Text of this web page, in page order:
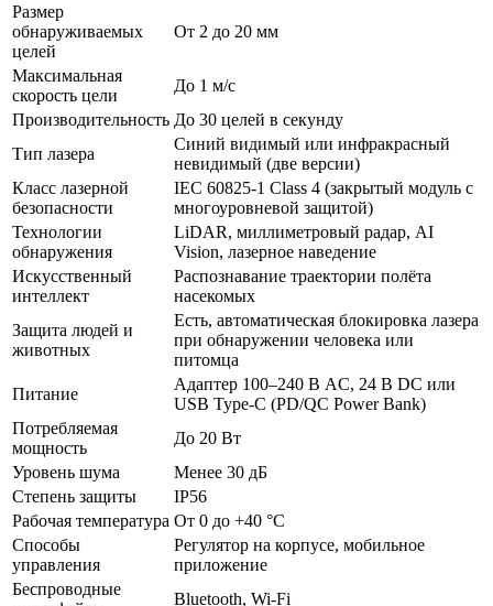
Размер
обнаруживаемых
целей
От 2 до 20 мм
Максимальная
скорость цели
До 1 м/с
Производительность До 30 целей в секунду
Тип лазера
Синий видимый или инфракрасный
невидимый (две версии)
Класс лазерной
безопасности
IEC 60825-1 Class 4 (закрытый модуль с
многоуровневой защитой)
Технологии
обнаружения
LiDAR, миллиметровый радар, AI
Vision, лазерное наведение
Искусственный
интеллект
Распознавание траектории полёта
насекомых
Защита людей и
животных
Есть, автоматическая блокировка лазера
при обнаружении человека или
питомца
Питание
Адаптер 100–240 В AC, 24 В DC или
USB Type-C (PD/QC Power Bank)
Потребляемая
мощность
До 20 Вт
Уровень шума
Менее 30 дБ
Степень защиты
IP56
Рабочая температура От 0 до +40 °C
Способы
управления
Регулятор на корпусе, мобильное
приложение
Беспроводные
Bluetooth, Wi-Fi